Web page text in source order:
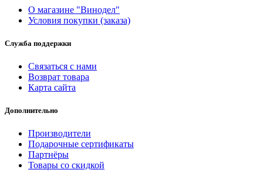
О магазине "Винодел"
Условия покупки (заказа)
Служба поддержки
Связаться с нами
Возврат товара
Карта сайта
Дополнительно
Производители
Подарочные сертификаты
Партнёры
Товары со скидкой